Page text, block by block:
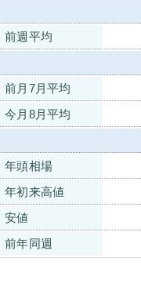
前週平均
前月7月平均
今月8月平均
年頭相場
年初来高値
安値
前年同週